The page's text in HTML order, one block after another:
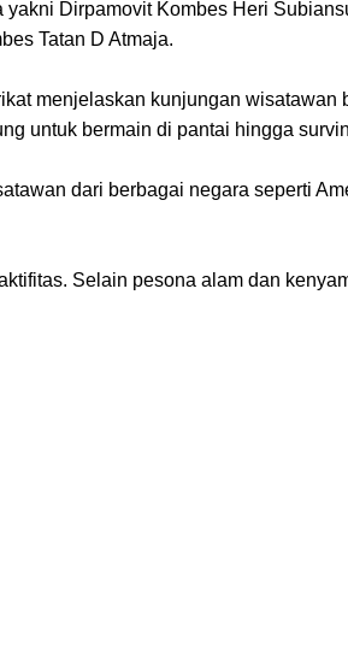
Dirpamovit Kombes Heri
Tatan D Atmaja.
menjelaskan kunjungan wisatawan
untuk bermain di pantai hingga
dari berbagai negara seperti
Selain pesona alam dan